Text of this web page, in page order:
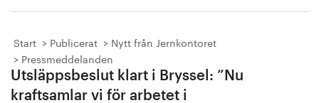
Start Publicerat
Nytt från Jernkontoret
Pressmeddelanden
Utsläppsbeslut klart i Bryssel: ”Nu
kraftsamlar vi för arbetet i